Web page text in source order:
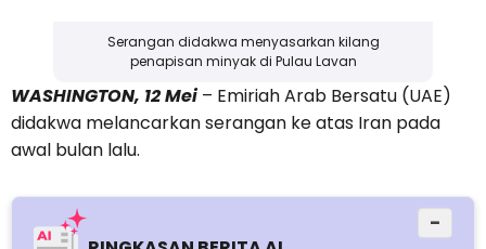
Serangan didakwa menyasarkan kilang
penapisan minyak di Pulau Lavan
WASHINGTON, 12 Mei– Emiriah Arab Bersatu (UAE)
didakwa melancarkan serangan ke atas Iran pada
awal bulan lalu.
−